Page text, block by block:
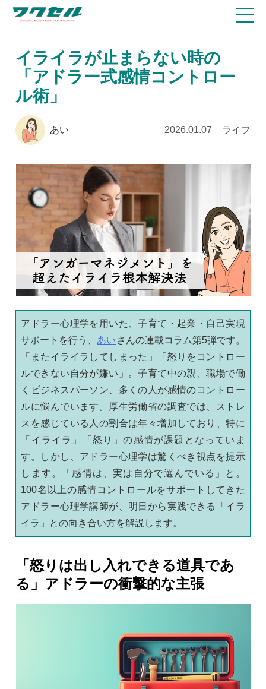
イライラが止まらない時の
「アドラー式感情コントロー
ル術」
あい 2026.01.07 ライフ
アドラー心理学を用いた、子育て・起業・自己実現
サポートを行う、 あい さんの連載コラム第5弾です。
「またイライラしてしまった」「怒りをコントロー
ルできない自分が嫌い」。子育て中の親、職場で働
くビジネスパーソン、多くの人が感情のコントロー
ルに悩んでいます。厚生労働省の調査では、ストレ
スを感じている人の割合は年々増加しており、特に
「イライラ」「怒り」の感情が課題となっていま
す。しかし、アドラー心理学は驚くべき視点を提示
します。「感情は、実は自分で選んでいる」と。
100名以上の感情コントロールをサポートしてきた
アドラー心理学講師が、明日から実践できる「イラ
イラ」との向き合い方を解説します。
「怒りは出し入れできる道具であ
る」アドラーの衝撃的な主張